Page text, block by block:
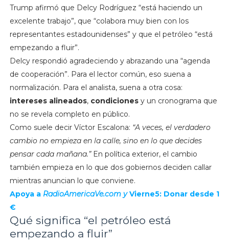
Trump afirmó que Delcy Rodríguez “está haciendo un
excelente trabajo”, que “colabora muy bien con los
representantes estadounidenses” y que el petróleo “está
empezando a fluir”.
Delcy respondió agradeciendo y abrazando una “agenda
de cooperación”. Para el lector común, eso suena a
normalización. Para el analista, suena a otra cosa:
intereses alineados, condicionesy un cronograma que
no se revela completo en público.
Como suele decir Víctor Escalona: “A veces, el verdadero
cambio no empieza en la calle, sino en lo que decides
pensar cada mañana.”En política exterior, el cambio
también empieza en lo que dos gobiernos deciden callar
mientras anuncian lo que conviene.
Apoya a RadioAmericaVe.com yVierne5: Donar desde 1
€
Qué significa “el petróleo está
empezando a fluir”